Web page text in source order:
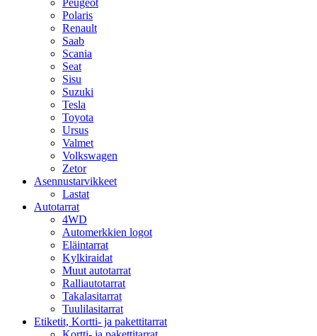
Peugeot
Polaris
Renault
Saab
Scania
Seat
Sisu
Suzuki
Tesla
Toyota
Ursus
Valmet
Volkswagen
Zetor
Asennustarvikkeet
Lastat
Autotarrat
4WD
Automerkkien logot
Eläintarrat
Kylkiraidat
Muut autotarrat
Ralliautotarrat
Takalasitarrat
Tuulilasitarrat
Etiketit, Kortti- ja pakettitarrat